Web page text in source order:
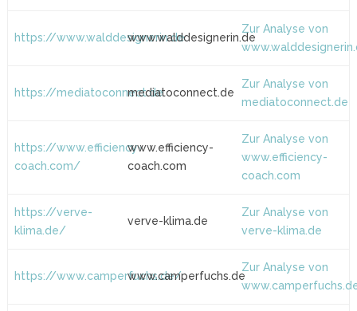
https://www.walddesignerin.dewww.walddesignerin.de
Zur Analyse von
https://mediatoconnect.demediatoconnect.de
Zur Analyse von
mediatoconnect.de
https://www.efficiency-
coach.com/
www.efficiency-
coach.com
Zur Analyse von
www.efficiency-
coach.com
https://verve-
klima.de/
verve-klima.de
Zur Analyse von
verve-klima.de
https://www.camperfuchs.de/www.camperfuchs.de
Zur Analyse von